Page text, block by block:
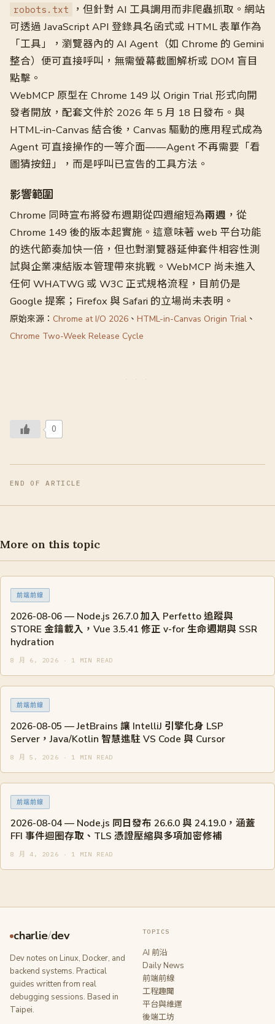
robots.txt
，但針對 AI 工具調用而非爬蟲抓取。網站
可透過 JavaScript API 登錄具名函式或 HTML 表單作為
「工具」，瀏覽器內的 AI Agent（如 Chrome 的 Gemini
整合）便可直接呼叫，無需螢幕截圖解析或 DOM 盲目
點擊。
WebMCP 原型在 Chrome 149 以 Origin Trial 形式向開
發者開放，配套文件於 2026 年 5 月 18 日發布。與
HTML-in-Canvas 結合後，Canvas 驅動的應用程式成為
Agent 可直接操作的一等介面——Agent 不再需要「看
圖猜按鈕」，而是呼叫已宣告的工具方法。
影響範圍
Chrome 同時宣布將發布週期從四週縮短為兩週 ，從
Chrome 149 後的版本起實施。這意味著 web 平台功能
的迭代節奏加快一倍，但也對瀏覽器延伸套件相容性測
試與企業凍結版本管理帶來挑戰。WebMCP 尚未進入
任何 WHATWG 或 W3C 正式規格流程，目前仍是
Google 提案；Firefox 與 Safari 的立場尚未表明。
原始來源： Chrome at I/O 2026 、 HTML-in-Canvas Origin Trial 、
Chrome Two-Week Release Cycle
0
END OF ARTICLE
More on this topic
前端前線
2026-08-06 — Node.js 26.7.0 加入 Perfetto 追蹤與
STORE 金鑰載入，Vue 3.5.41 修正 v-for 生命週期與 SSR
hydration
8 月 6, 2026 · 1 MIN READ
前端前線
2026-08-05 — JetBrains 讓 IntelliJ 引擎化身 LSP
Server，Java/Kotlin 智慧進駐 VS Code 與 Cursor
8 月 5, 2026 · 1 MIN READ
前端前線
2026-08-04 — Node.js 同日發布 26.6.0 與 24.19.0，涵蓋
FFI 事件迴圈存取、TLS 憑證壓縮與多項加密修補
8 月 4, 2026 · 1 MIN READ
charlie/dev
Dev notes on Linux, Docker, and
backend systems. Practical
guides written from real
debugging sessions. Based in
Taipei.
TOPICS
AI 前沿
Daily News
前端前線
工程趣聞
平台與維運
後端工坊